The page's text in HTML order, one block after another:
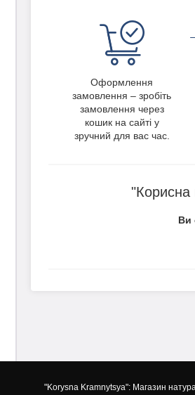
Оформлення
замовлення – зробіть
замовлення через
кошик на сайті у
зручний для вас час.
"Корисна
Ви